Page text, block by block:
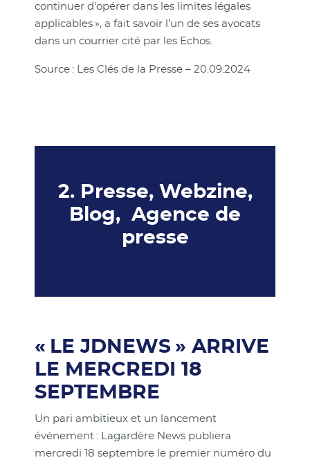
continuer d'opérer dans les limites légales
applicables », a fait savoir l’un de ses avocats
dans un courrier cité par les Echos.
Source : Les Clés de la Presse – 20.09.2024
2. Presse, Webzine,
Blog, Agence de
presse
« LE JDNEWS » ARRIVE
LE MERCREDI 18
SEPTEMBRE
Un pari ambitieux et un lancement
événement : Lagardère News publiera
mercredi 18 septembre le premier numéro du